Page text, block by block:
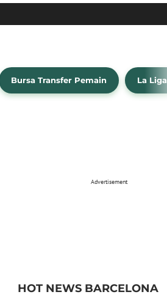
Bursa Transfer Pemain La Liga
Advertisement
HOT NEWS BARCELONA